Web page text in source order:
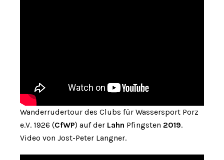
Wanderrudertour des Clubs für Wassersport Porz
e.V. 1926 (CfWP) auf der Lahn Pfingsten 2019.
Video von Jost-Peter Langner.